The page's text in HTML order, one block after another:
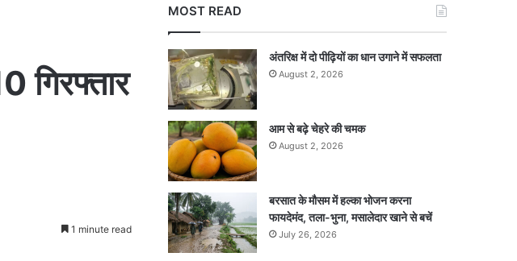
गिरफ्तार
1 minute read
MOST READ
अंतरिक्ष में दो पीढ़ियों का धान उगाने में सफलता
August 2, 2026
आम से बढ़े चेहरे की चमक
August 2, 2026
बरसात के मौसम में हल्का भोजन करना
फायदेमंद, तला-भुना, मसालेदार खाने से बचें
July 26, 2026